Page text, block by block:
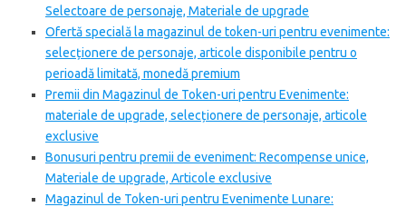
Selectoare de personaje, Materiale de upgrade
Ofertă specială la magazinul de token-uri pentru evenimente:
selecționere de personaje, articole disponibile pentru o
perioadă limitată, monedă premium
Premii din Magazinul de Token-uri pentru Evenimente:
materiale de upgrade, selecționere de personaje, articole
exclusive
Bonusuri pentru premii de eveniment: Recompense unice,
Materiale de upgrade, Articole exclusive
Magazinul de Token-uri pentru Evenimente Lunare: